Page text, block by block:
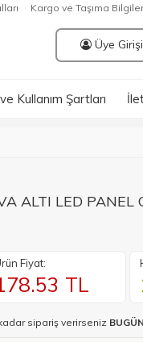
Kargo ve Taşıma
Üye Girişi
Kullanım Şartları
ALTI LED PANEL
Fiyat:
TL
sipariş verirseniz